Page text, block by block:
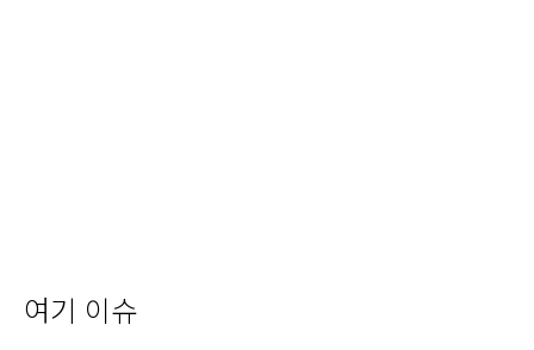
여기 이슈